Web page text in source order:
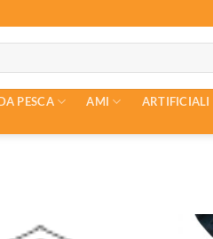
PESCA AMI ARTIFICIALI